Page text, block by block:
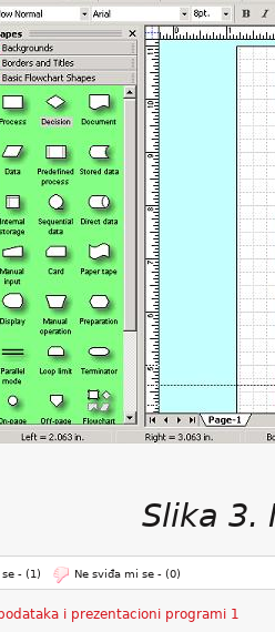
Slika 3.
- (1) Ne sviđa mi se - (0)
i prezentacioni programi 1